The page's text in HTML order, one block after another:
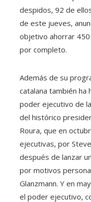
despidos, 92 de
de este jueves,
objetivo ahorrar
por completo.
Además de su
catalana también ha
poder ejecutivo de
del histórico
Roura, que en
ejecutivas, por
después de lanzar
por motivos
Glanzmann. Y en
el poder ejecutivo,